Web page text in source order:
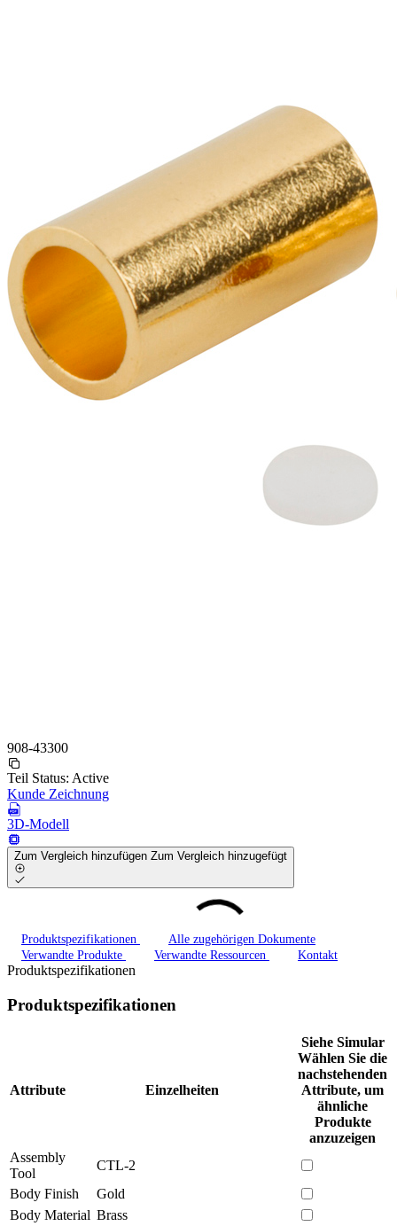
908-43300
Teil Status: Active
Kunde Zeichnung
3D-Modell
Zum Vergleich hinzufügen Zum Vergleich hinzugefügt
Produktspezifikationen
Alle zugehörigen Dokumente
Verwandte Produkte
Verwandte Ressourcen Kontakt
Produktspezifikationen
Produktspezifikationen
Attribute Einzelheiten
Siehe Simular
Wählen Sie die
nachstehenden
Attribute, um
ähnliche
Produkte
anzuzeigen
Assembly
Tool
CTL-2
Body Finish
Gold
Body Material Brass